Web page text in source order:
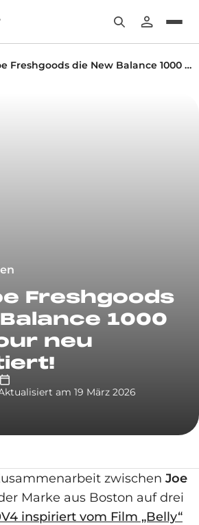
Wenn Joe Freshgoods die New Balance 1000 mit Bravour neu interpretiert!
Freshgoods
1000
neu
am 19 März 2026
zwischen Joe
Marke aus Boston auf drei
inspiriert vom Film „Belly“